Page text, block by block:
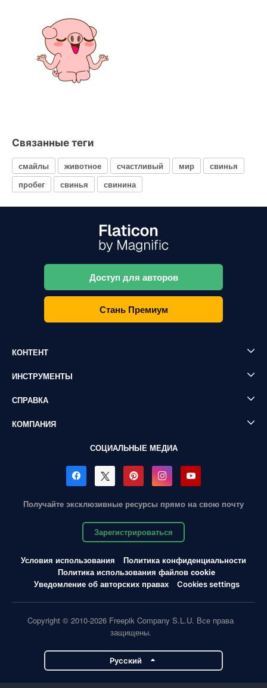
Связанные теги
смайлы животное счастливый мир
свинья
пробег
свинья свинина
Доступ для авторов
Стань Премиум
КОНТЕНТ
ИНСТРУМЕНТЫ
СПРАВКА
КОМПАНИЯ
СОЦИАЛЬНЫЕ МЕДИА
Получайте эксклюзивные ресурсы прямо на свою почту
Зарегистрироваться
Условия использования
Политика конфиденциальности
Политика использования файлов cookie
Уведомление об авторских правах
Cookies settings
Copyright © 2010-2026 Freepik Company S.L.U. Все права
защищены.
Pусский